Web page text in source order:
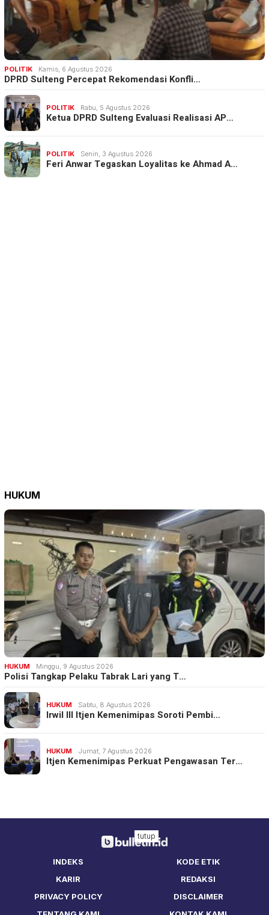
POLITIK Kamis, 6 Agustus 2026
DPRD Sulteng Percepat Rekomendasi Konfli…
POLITIK Rabu, 5 Agustus 2026
Ketua DPRD Sulteng Evaluasi Realisasi AP…
POLITIK Senin, 3 Agustus 2026
Feri Anwar Tegaskan Loyalitas ke Ahmad A…
HUKUM
HUKUM Minggu, 9 Agustus 2026
Polisi Tangkap Pelaku Tabrak Lari yang T…
HUKUM Sabtu, 8 Agustus 2026
Irwil III Itjen Kemenimipas Soroti Pembi…
HUKUM Jumat, 7 Agustus 2026
Itjen Kemenimipas Perkuat Pengawasan Ter…
INDEKS
KODE ETIK
KARIR
REDAKSI
PRIVACY POLICY
DISCLAIMER
tutup